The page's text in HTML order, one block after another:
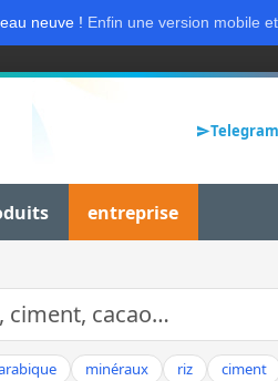
neuve ! Enfin une version mobile
Telegram
entreprise
minéraux riz ciment